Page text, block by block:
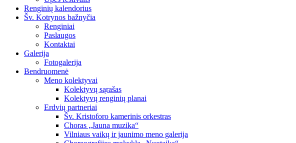
Renginių kalendorius
Šv. Kotrynos bažnyčia
Renginiai
Paslaugos
Kontaktai
Galerija
Fotogalerija
Bendruomenė
Meno kolektyvai
Kolektyvų sąrašas
Kolektyvų renginių planai
Erdvių partneriai
Šv. Kristoforo kamerinis orkestras
Choras „Jauna muzika“
Vilniaus vaikų ir jaunimo meno galerija